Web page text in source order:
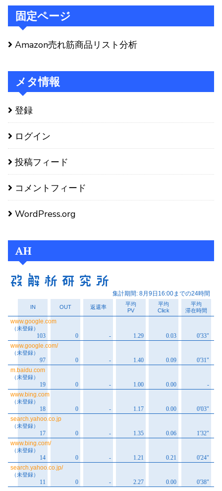
固定ページ
Amazon売れ筋商品リスト分析
メタ情報
登録
ログイン
投稿フィード
コメントフィード
WordPress.org
AH